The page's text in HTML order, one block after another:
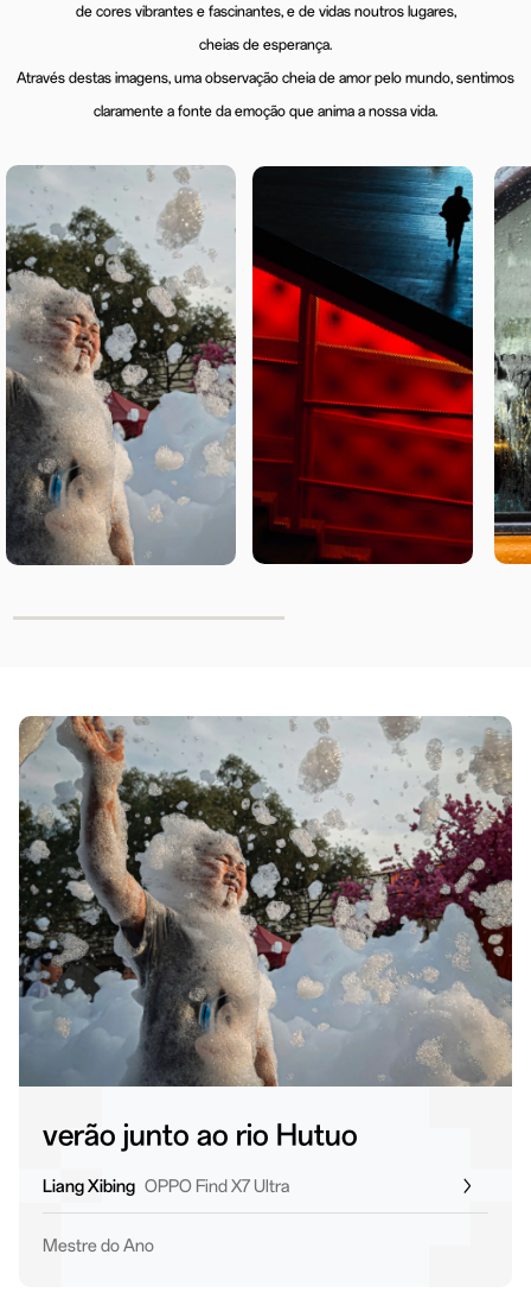
de cores vibrantes e fascinantes, e de vidas noutros lugares,
cheias de esperança.
Através destas imagens, uma observação cheia de amor pelo mundo, sentimos
claramente a fonte da emoção que anima a nossa vida.
verão junto ao rio Hutuo
Liang Xibing OPPO Find X7 Ultra
Mestre do Ano